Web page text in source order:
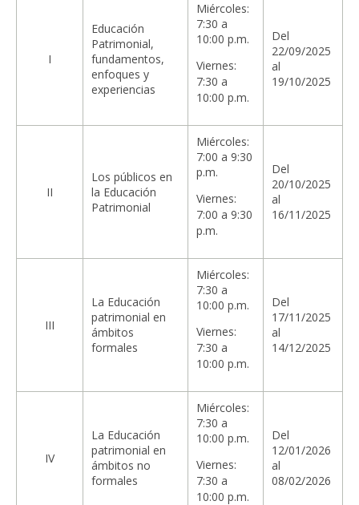
I
Educación
Patrimonial,
fundamentos,
enfoques y
experiencias
Miércoles:
7:30 a
10:00 p.m.
Viernes:
7:30 a
10:00 p.m.
Del
22/09/2025
al
19/10/2025
II
Los públicos en
la Educación
Patrimonial
Miércoles:
7:00 a 9:30
p.m.
Viernes:
7:00 a 9:30
p.m.
Del
20/10/2025
al
16/11/2025
III
La Educación
patrimonial en
ámbitos
formales
Miércoles:
7:30 a
10:00 p.m.
Viernes:
7:30 a
10:00 p.m.
Del
17/11/2025
al
14/12/2025
IV
La Educación
patrimonial en
ámbitos no
formales
Miércoles:
7:30 a
10:00 p.m.
Viernes:
7:30 a
10:00 p.m.
Del
12/01/2026
al
08/02/2026